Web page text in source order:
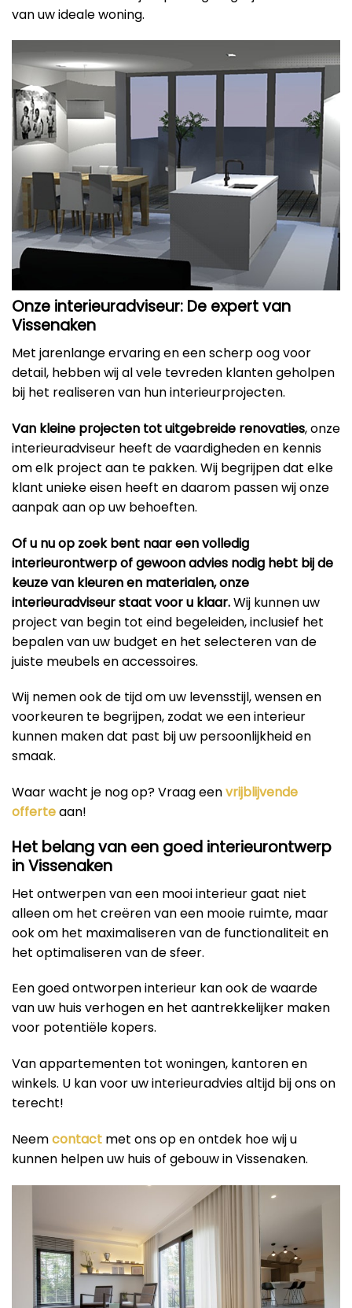
van uw ideale woning.
Onze interieuradviseur: De expert van
Vissenaken
Met jarenlange ervaring en een scherp oog voor
detail, hebben wij al vele tevreden klanten geholpen
bij het realiseren van hun interieurprojecten.
Van kleine projecten tot uitgebreide renovaties, onze
interieuradviseur heeft de vaardigheden en kennis
om elk project aan te pakken. Wij begrijpen dat elke
klant unieke eisen heeft en daarom passen wij onze
aanpak aan op uw behoeften.
Of u nu op zoek bent naar een volledig
interieurontwerp of gewoon advies nodig hebt bij de
keuze van kleuren en materialen, onze
interieuradviseur staat voor u klaar.Wij kunnen uw
project van begin tot eind begeleiden, inclusief het
bepalen van uw budget en het selecteren van de
juiste meubels en accessoires.
Wij nemen ook de tijd om uw levensstijl, wensen en
voorkeuren te begrijpen, zodat we een interieur
kunnen maken dat past bij uw persoonlijkheid en
smaak.
Waar wacht je nog op? Vraag eenvrijblijvende
offerteaan!
Het belang van een goed interieurontwerp
in Vissenaken
Het ontwerpen van een mooi interieur gaat niet
alleen om het creëren van een mooie ruimte, maar
ook om het maximaliseren van de functionaliteit en
het optimaliseren van de sfeer.
Een goed ontworpen interieur kan ook de waarde
van uw huis verhogen en het aantrekkelijker maken
voor potentiële kopers.
Van appartementen tot woningen, kantoren en
winkels. U kan voor uw interieuradvies altijd bij ons on
terecht!
Neemcontact met ons op en ontdek hoe wij u
kunnen helpen uw huis of gebouw in Vissenaken.